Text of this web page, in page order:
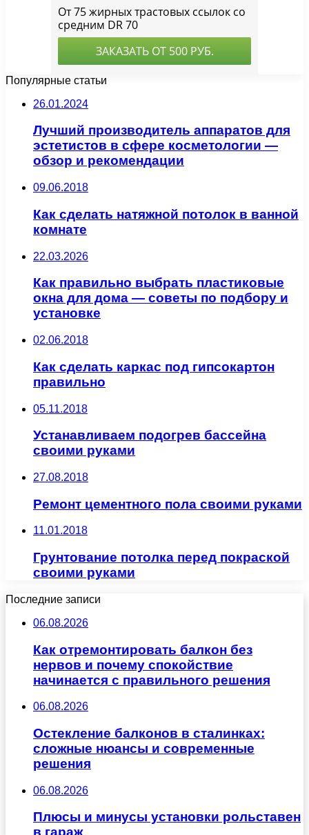
Популярные статьи
26.01.2024
Лучший производитель аппаратов для
эстетистов в сфере косметологии —
обзор и рекомендации
09.06.2018
Как сделать натяжной потолок в ванной
комнате
22.03.2026
Как правильно выбрать пластиковые
окна для дома — советы по подбору и
установке
02.06.2018
Как сделать каркас под гипсокартон
правильно
05.11.2018
Устанавливаем подогрев бассейна
своими руками
27.08.2018
Ремонт цементного пола своими руками
11.01.2018
Грунтование потолка перед покраской
своими руками
Последние записи
06.08.2026
Как отремонтировать балкон без
нервов и почему спокойствие
начинается с правильного решения
06.08.2026
Остекление балконов в сталинках:
сложные нюансы и современные
решения
06.08.2026
Плюсы и минусы установки рольставен